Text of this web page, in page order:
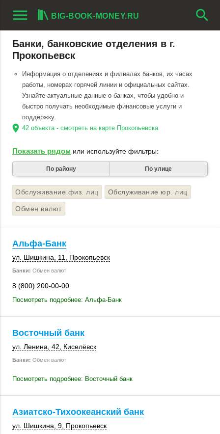
menu BIG-BOOK-MONEY.RU search
Банки, банковские отделения в г.
Прокопьевск
Информация о отделениях и филиалах банков, их часах
работы, номерах горячей линии и официальных сайтах.
Узнайте актуальные данные о банках, чтобы удобно и
быстро получать необходимые финансовые услуги и
поддержку.
location_on 42 объекта - смотреть на карте Прокопьевска
Показать рядом или используйте фильтры:
По району По улице
Обслуживание физ. лиц Обслуживание юр. лиц
Обмен валют
Альфа-Банк
ул. Шишкина, 11 Прокопьевск
Банки: Обмен валют
8 (800) 200-00-00
Посмотреть подробнее: Альфа-Банк
Восточный банк
ул. Ленина, 42 Киселёвск
Банки: Обмен валют
Посмотреть подробнее: Восточный банк
Азиатско-Тихоокеанский банк
ул. Шишкина, 9 Прокопьевск